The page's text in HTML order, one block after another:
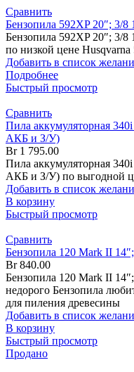
Сравнить
Бензопила 592XP 20″; 3/
Бензопила 592XP 20″; 3/
по низкой цене
Добавить в список
Подробнее
Быстрый просмотр
Сравнить
Пила аккумуляторная
АКБ и З/У)
Br1 795.00
Пила аккумуляторная
АКБ и З/У) по выгодной
Добавить в список
В корзину
Быстрый просмотр
Сравнить
Бензопила 120 Mark II
Br840.00
Бензопила 120 Mark II
недорого Бензопила
для пиления древесины
Добавить в список
В корзину
Быстрый просмотр
Продано